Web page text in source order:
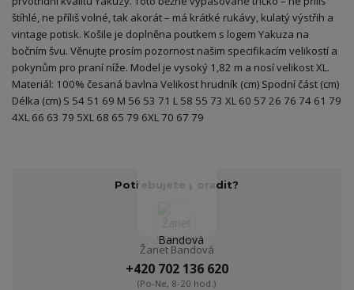
štíhlé, ne příliš volné, tak akorát – má krátké rukávy, kulatý výstřih a
vintage potisk. Košile je doplněna poutkem s logem Yakuza na
bočním švu. Věnujte prosím pozornost našim specifikacím velikostí a
pokynům pro praní níže. Model je vysoký 1,82 m a nosí velikost XL.
Materiál: 100% česaná bavlna Velikost hrudník (cm) Spodní část (cm)
Délka (cm) S 54 51 69 M 56 53 71 L 58 55 73 XL 60 57 26 76 74 61 79
4XL 66 63 79 5XL 68 65 79 6XL 70 67 79
Potřebujete poradit?
Žanet Bandová
+420 702 136 620
(Po-Ne, 8-20 hod.)